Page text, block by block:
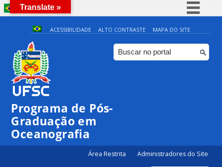
BRASIL
Simplifique!
Comunica BR
Participe
ACESSIBILIDADE ALTO CONTRASTE MAPA DO SITE
Programa de Pós-
Graduação em
Oceanografia
Área Restrita Administradores do Site
0:00
1:00
2:00
Translate »